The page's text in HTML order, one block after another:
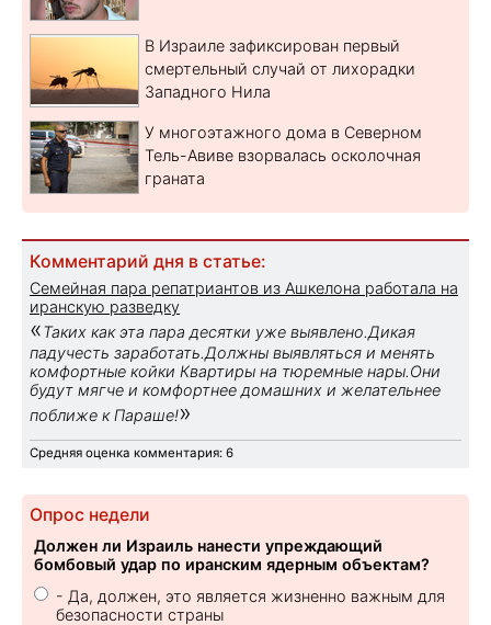
В Израиле зафиксирован первый
смертельный случай от лихорадки
Западного Нила
У многоэтажного дома в Северном
Тель-Авиве взорвалась осколочная
граната
Комментарий дня в статье:
Семейная пара репатриантов из Ашкелона работала на
иранскую разведку
«Таких как эта пара десятки уже выявлено.Дикая
падучесть заработать.Должны выявляться и менять
комфортные койки Квартиры на тюремные нары.Они
будут мягче и комфортнее домашних и желательнее
поближе к Параше!»
Средняя оценка комментария: 6
Опрос недели
Должен ли Израиль нанести упреждающий
бомбовый удар по иранским ядерным объектам?
- Да, должен, это является жизненно важным для
безопасности страны